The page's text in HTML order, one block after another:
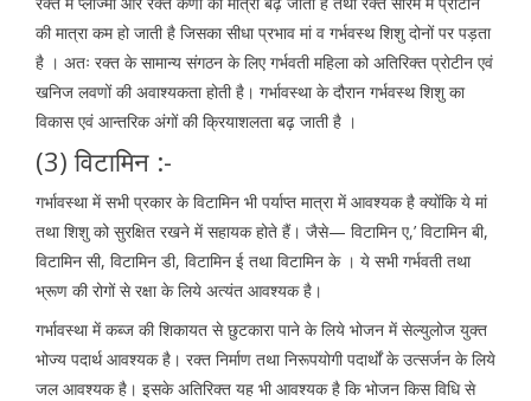
की मात्रा कम हो जाती है जिसका सीधा प्रभाव मां व गर्भवस्थ शिशु दोनों पर पड़ता
है । अतः रक्त के सामान्य संगठन के लिए गर्भवती महिला को अतिरिक्त प्रोटीन एवं
खनिज लवणों की अवाश्यकता होती है। गर्भावस्था के दौरान गर्भवस्थ शिशु का
विकास एवं आन्तरिक अंगों की क्रियाशलता बढ़ जाती है ।
(3) विटामिन :-
गर्भावस्था में सभी प्रकार के विटामिन भी पर्याप्त मात्रा में आवश्यक है क्योंकि ये मां
तथा शिशु को सुरक्षित रखने में सहायक होते हैं। जैसे— विटामिन ए,’ विटामिन बी,
विटामिन सी, विटामिन डी, विटामिन ई तथा विटामिन के । ये सभी गर्भवती तथा
भ्रूण की रोगों से रक्षा के लिये अत्यंत आवश्यक है।
गर्भावस्था में कब्ज की शिकायत से छुटकारा पाने के लिये भोजन में सेल्युलोज युक्त
भोज्य पदार्थ आवश्यक है। रक्त निर्माण तथा निरूपयोगी पदार्थों के उत्सर्जन के लिये
जल आवश्यक है। इसके अतिरिक्त यह भी आवश्यक है कि भोजन किस विधि से